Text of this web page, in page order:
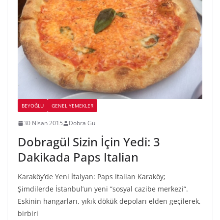
BEYOĞLU GENEL YEMEKLER
30 Nisan 2015 Dobra Gül
Dobragül Sizin İçin Yedi: 3
Dakikada Paps Italian
Karaköy’de Yeni İtalyan: Paps Italian Karaköy;
Şimdilerde İstanbul’un yeni ”sosyal cazibe merkezi”.
Eskinin hangarları, yıkık dökük depoları elden geçilerek,
birbiri